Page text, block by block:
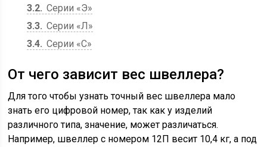
3.2 Серии «Э»
3.3 Серии «Л»
3.4 Серии «С»
От чего зависит вес швеллера?
Для того чтобы узнать точный вес швеллера мало
знать его цифровой номер, так как у изделий
различного типа, значение, может различаться.
Например, швеллер с номером 12П весит 10,4 кг, а под